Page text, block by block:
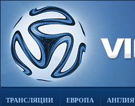
ТРАНСЛЯЦИИ ЕВРОПА АНГЛИЯ